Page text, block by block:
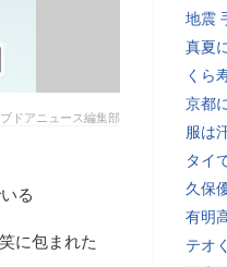
ドアニュース編集部
る
に包まれた
地震
真夏
くら
京都
服は
タイ
久保
有明
テオ